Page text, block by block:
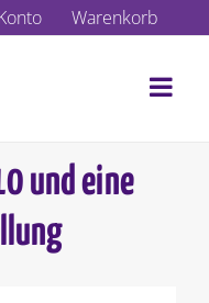
Warenkorb
und eine